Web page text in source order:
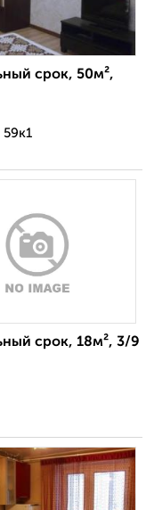
срок, 50м²,
срок, 18м², 3/9